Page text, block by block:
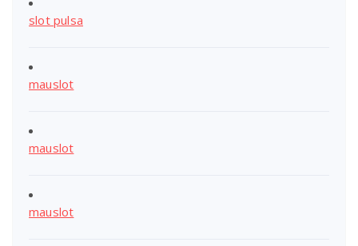
slot pulsa
mauslot
mauslot
mauslot